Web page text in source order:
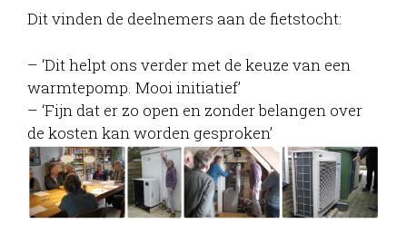
Dit vinden de deelnemers aan de fietstocht:
– ‘Dit helpt ons verder met de keuze van een
warmtepomp. Mooi initiatief’
– ‘Fijn dat er zo open en zonder belangen over
de kosten kan worden gesproken’